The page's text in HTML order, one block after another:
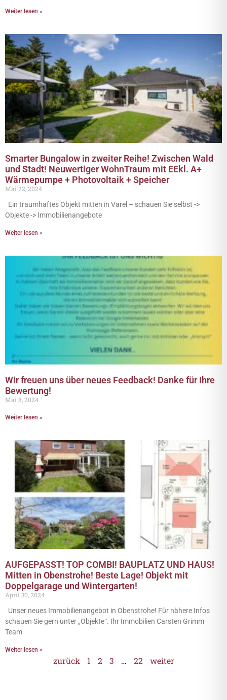
Weiter lesen »
Smarter Bungalow in zweiter Reihe! Zwischen Wald
und Stadt! Neuwertiger WohnTraum mit EEkl. A+
Wärmepumpe + Photovoltaik + Speicher
Mai 22, 2024
Ein traumhaftes Objekt mitten in Varel – schauen Sie selbst ->
Objekte -> Immobilienangebote
Weiter lesen »
Wir freuen uns über neues Feedback! Danke für Ihre
Bewertung!
Mai 8, 2024
Weiter lesen »
AUFGEPASST! TOP COMBI! BAUPLATZ UND HAUS!
Mitten in Obenstrohe! Beste Lage! Objekt mit
Doppelgarage und Wintergarten!
April 30, 2024
Unser neues Immobilienangebot in Obenstrohe! Für nähere Infos
schauen Sie gern unter „Objekte“. Ihr Immobilien Carsten Grimm
Team
Weiter lesen »
zurück 1 2 3 … 22 weiter